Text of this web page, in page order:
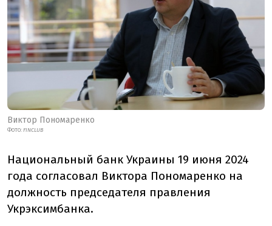
Виктор Пономаренко
ФОТО: FINCLUB
Национальный банк Украины 19 июня 2024
года согласовал Виктора Пономаренко на
должность председателя правления
Укрэксимбанка.